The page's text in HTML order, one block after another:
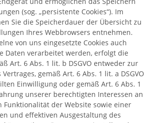
(sog. „persistente Cookies“). Im
Sie die Speicherdauer der Übersicht zu
Ihres Webbrowsers entnehmen.
von uns eingesetzte Cookies auch
Daten verarbeitet werden, erfolgt die
Art. 6 Abs. 1 lit. b DSGVO entweder zur
gemäß Art. 6 Abs. 1 lit. a DSGVO
Einwilligung oder gemäß Art. 6 Abs. 1
unserer berechtigten Interessen an
Funktionalität der Website sowie einer
und effektiven Ausgestaltung des